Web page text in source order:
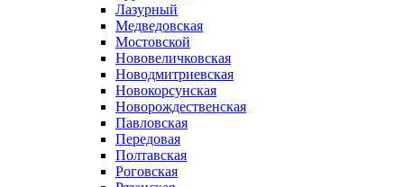
Лазурный
Медведовская
Мостовской
Нововеличковская
Новодмитриевская
Новокорсунская
Новорождественская
Павловская
Передовая
Полтавская
Роговская